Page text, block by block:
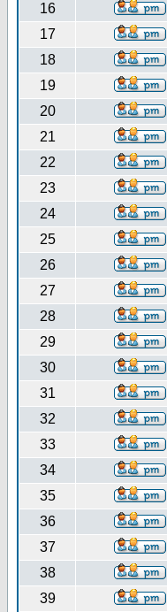
16
17
18
19
20
21
22
23
24
25
26
27
28
29
30
31
32
33
34
35
36
37
38
39